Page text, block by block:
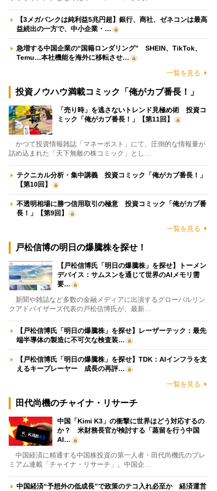
【3メガバンクは純利益5兆円超】銀行、商社、ゼネコンは最高
益続出の一方で、中小企業・…
急増する中国企業の“国籍ロンダリング” SHEIN、TikTok、
Temu…本社機能を海外に移転させ…
一覧を見る
投資ノウハウ満載コミック「俺がカブ番長！」
「売り時」を逃さないトレンド見極め術 投資コ
ミック「俺がカブ番長！」【第11回】
かつて投資情報雑誌「マネーポスト」にて、圧倒的な情報量が
詰め込まれた「天下無敵の株コミック」とし…
テクニカル分析・集中講義 投資コミック「俺がカブ番長！」
【第10回】
不透明相場に勝つ信用取引の極意 投資コミック「俺がカブ番
長！」【第9回】
一覧を見る
戸松信博の明日の爆騰株を探せ！
【戸松信博氏「明日の爆騰株」を探せ】トーメン
デバイス：サムスンを通じて世界のAIメモリ需
要…
新聞や雑誌など多数の金融メディアに出演するグローバルリン
クアドバイザーズ代表の戸松信博氏が、最新…
【戸松信博氏「明日の爆騰株」を探せ】レーザーテック：最先
端半導体の製造に不可欠な検査装…
【戸松信博氏「明日の爆騰株」を探せ】TDK：AIインフラを支
えるキープレーヤー 成長の再評…
一覧を見る
田代尚機のチャイナ・リサーチ
中国「Kimi K3」の衝撃に世界はどう対応するの
か？ 米財務長官が検討する「蒸留を行う中国
AI…
中国経済に精通する中国株投資の第一人者・田代尚機氏のプレ
ミアム連載「チャイナ・リサーチ」。中国企…
中国経済“予想外の低成長”で政策のテコ入れ必至か 経済運営